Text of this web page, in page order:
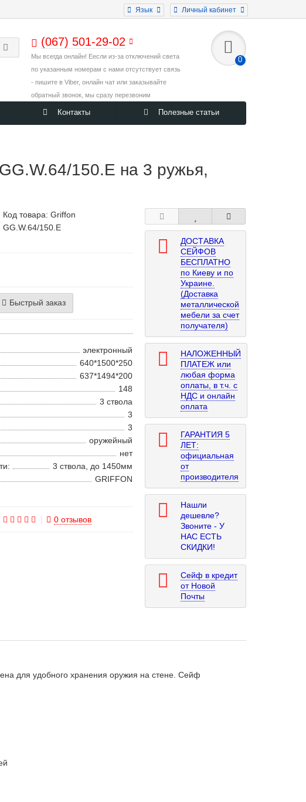
Личный кабинет
Язык
(067) 501-29-02
Мы всегда онлайн! Еесли из-за отключений света
по указанным номерам с нами отсутствует связь
- пишите в Viber, онлайн чат или заказывайте
обратный звонок, мы сразу перезвоним
0
Контакты Полезные статьи
150.E на 3 ружья,
Код товара: Griffon
GG.W.64/150.E
Быстрый заказ
электронный
640*1500*250
637*1494*200
148
3 ствола
3
3
оружейный
нет
3 ствола, до 1450мм
GRIFFON
0 отзывов
ДОСТАВКА
СЕЙФОВ
БЕСПЛАТНО
по Киеву и по
Украине.
(Доставка
металлической
мебели за счет
получателя)
НАЛОЖЕННЫЙ
ПЛАТЕЖ или
любая форма
оплаты, в т.ч. с
НДС и онлайн
оплата
ГАРАНТИЯ 5
ЛЕТ:
официальная
от
производителя
Нашли
дешевле?
Звоните - У
НАС ЕСТЬ
СКИДКИ!
Сейф в кредит
от Новой
Почты
для удобного хранения оружия на стене. Сейф